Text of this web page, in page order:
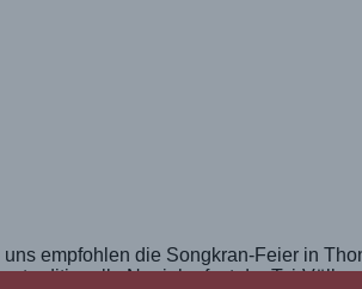
empfohlen die Songkran-Feier in
traditionelle Neujahrsfest der Tai-